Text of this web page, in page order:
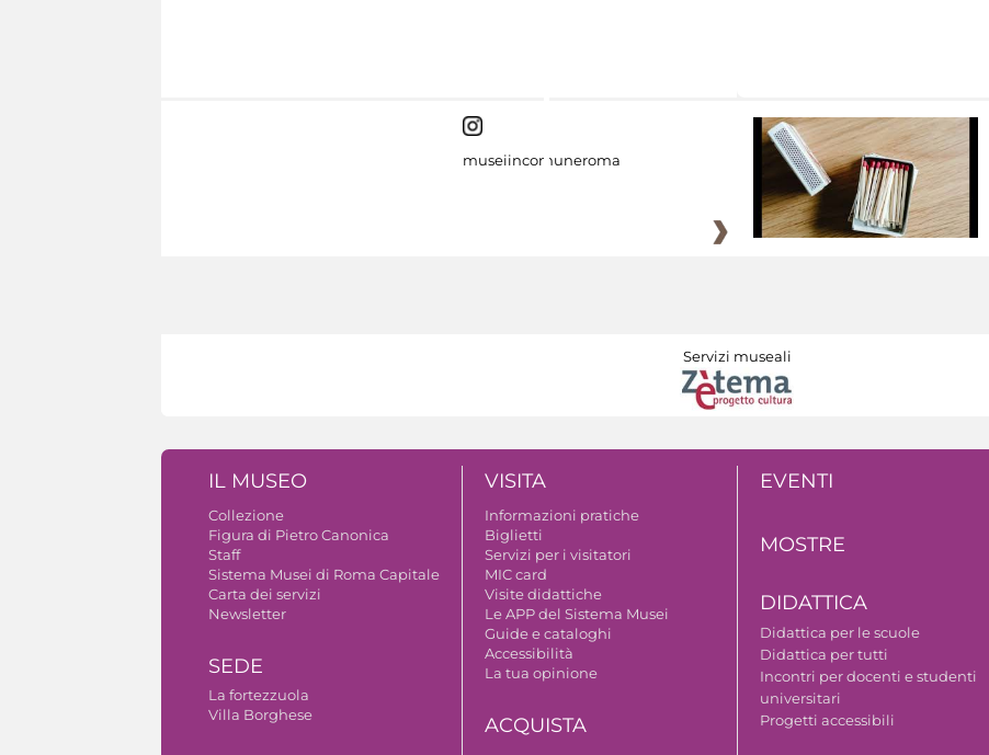
museiincomuneroma
Servizi museali
IL MUSEO
Collezione
Figura di Pietro Canonica
Staff
Sistema Musei di Roma Capitale
Carta dei servizi
Newsletter
SEDE
La fortezzuola
Villa Borghese
VISITA
Informazioni pratiche
Biglietti
Servizi per i visitatori
MIC card
Visite didattiche
Le APP del Sistema Musei
Guide e cataloghi
Accessibilità
La tua opinione
ACQUISTA
EVENTI
MOSTRE
DIDATTICA
Didattica per le scuole
Didattica per tutti
Incontri per docenti e studenti
universitari
Progetti accessibili